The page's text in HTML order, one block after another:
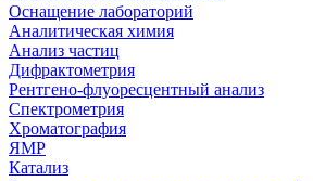
Оснащение лабораторий
Аналитическая химия
Анализ частиц
Дифрактометрия
Рентгено-флуоресцентный анализ
Спектрометрия
Хроматография
ЯМР
Катализ